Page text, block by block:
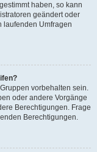
haben, so kann
geändert oder
laufenden Umfragen
vorbehalten sein.
oder andere Vorgänge
Berechtigungen. Frage
Berechtigungen.